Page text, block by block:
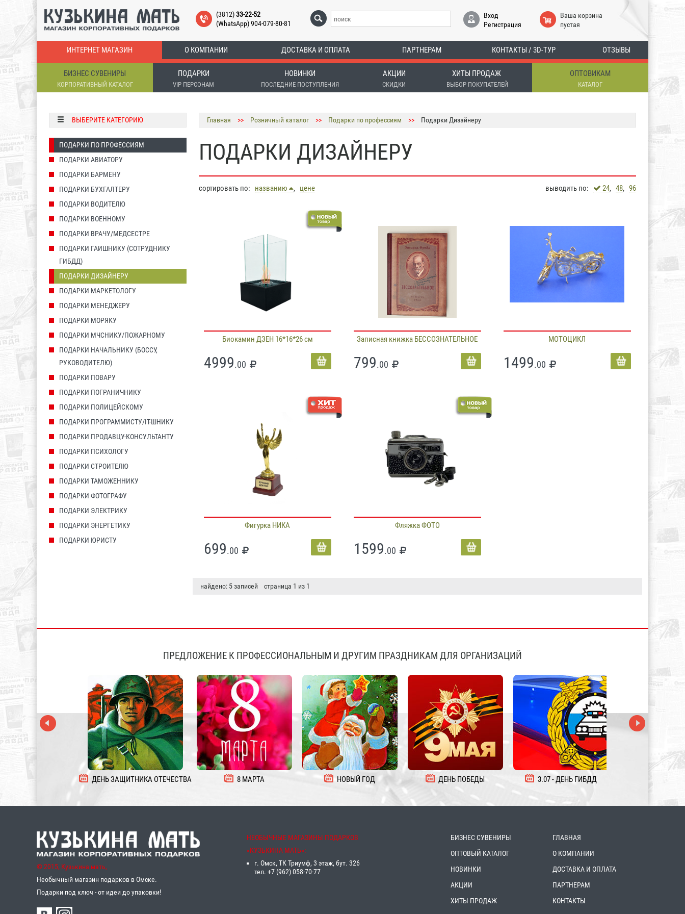
(3812)33-22-52
(WhatsApp) 904-079-80-81
Вход
Регистрация
Ваша корзина
пустая
ИНТЕРНЕТ МАГАЗИН О КОМПАНИИ ДОСТАВКА И ОПЛАТА ПАРТНЕРАМ КОНТАКТЫ / 3D-ТУР ОТЗЫВЫ
БИЗНЕС СУВЕНИРЫ
КОРПОРАТИВНЫЙ КАТАЛОГ
ПОДАРКИ
VIP ПЕРСОНАМ
НОВИНКИ
ПОСЛЕДНИЕ ПОСТУПЛЕНИЯ
АКЦИИ
СКИДКИ
ХИТЫ ПРОДАЖ
ВЫБОР ПОКУПАТЕЛЕЙ
ОПТОВИКАМ
КАТАЛОГ
ВЫБЕРИТЕ КАТЕГОРИЮ
ПОДАРКИ ПО ПРОФЕССИЯМ
ПОДАРКИ АВИАТОРУ
ПОДАРКИ БАРМЕНУ
ПОДАРКИ БУХГАЛТЕРУ
ПОДАРКИ ВОДИТЕЛЮ
ПОДАРКИ ВОЕННОМУ
ПОДАРКИ ВРАЧУ/МЕДСЕСТРЕ
ПОДАРКИ ГАИШНИКУ (СОТРУДНИКУ
ГИБДД)
ПОДАРКИ ДИЗАЙНЕРУ
ПОДАРКИ МАРКЕТОЛОГУ
ПОДАРКИ МЕНЕДЖЕРУ
ПОДАРКИ МОРЯКУ
ПОДАРКИ МЧСНИКУ/ПОЖАРНОМУ
ПОДАРКИ НАЧАЛЬНИКУ (БОССУ,
РУКОВОДИТЕЛЮ)
ПОДАРКИ ПОВАРУ
ПОДАРКИ ПОГРАНИЧНИКУ
ПОДАРКИ ПОЛИЦЕЙСКОМУ
ПОДАРКИ ПРОГРАММИСТУ/IT-ШНИКУ
ПОДАРКИ ПРОДАВЦУ-КОНСУЛЬТАНТУ
ПОДАРКИ ПСИХОЛОГУ
ПОДАРКИ СТРОИТЕЛЮ
ПОДАРКИ ТАМОЖЕННИКУ
ПОДАРКИ ФОТОГРАФУ
ПОДАРКИ ЭЛЕКТРИКУ
ПОДАРКИ ЭНЕРГЕТИКУ
ПОДАРКИ ЮРИСТУ
Главная >> Розничный каталог >> Подарки по профессиям >> Подарки Дизайнеру
ПОДАРКИ ДИЗАЙНЕРУ
сортировать по: названию , цене выводить по: 24, 48, 96
Биокамин ДЗЕН 16*16*26 см
4999.00
Записная книжка БЕССОЗНАТЕЛЬНОЕ
799.00
МОТОЦИКЛ
1499.00
Фигурка НИКА
699.00
Фляжка ФОТО
1599.00
найдено: 5 записей страница 1 из 1
ПРЕДЛОЖЕНИЕ К ПРОФЕССИОНАЛЬНЫМ И ДРУГИМ ПРАЗДНИКАМ ДЛЯ ОРГАНИЗАЦИЙ
ДЕНЬ ЗАЩИТНИКА ОТЕЧЕСТВА 8 МАРТА НОВЫЙ ГОД ДЕНЬ ПОБЕДЫ 3.07 - ДЕНЬ ГИБДД
© 2015, Кузькина мать,
Необычный магазин подарков в Омске.
Подарки под ключ - от идеи до упаковки!
НЕОБЫЧНЫЕ МАГАЗИНЫ ПОДАРКОВ
«‎КУЗЬКИНА МАТЬ»‎:
г. Омск, ТК Триумф, 3 этаж, бут. 326
тел. +7 (962) 058-70-77
БИЗНЕС СУВЕНИРЫ
ОПТОВЫЙ КАТАЛОГ
НОВИНКИ
АКЦИИ
ХИТЫ ПРОДАЖ
ГЛАВНАЯ
О КОМПАНИИ
ДОСТАВКА И ОПЛАТА
ПАРТНЕРАМ
КОНТАКТЫ